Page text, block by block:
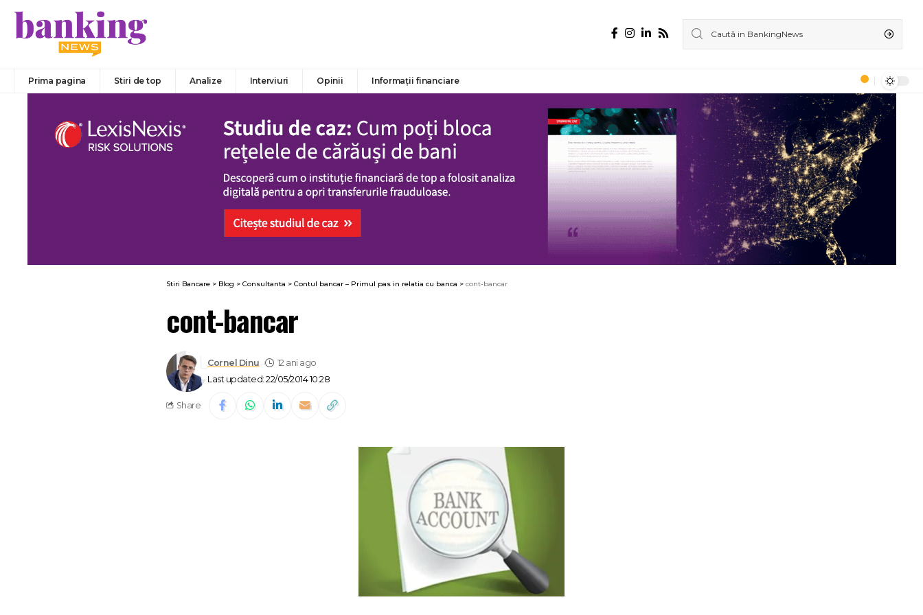
Prima pagina Stiri de top Analize Interviuri Opinii Informații financiare
Stiri Bancare > Blog > Consultanta > Contul bancar – Primul pas in relatia cu banca > cont-bancar
cont-bancar
Last updated: 22/05/2014 10:28
Cornel Dinu 12 ani ago
Share